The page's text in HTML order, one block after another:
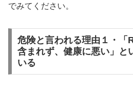
でみてください。
危険と言われる理由１・「
含まれず、健康に悪い」と
いる